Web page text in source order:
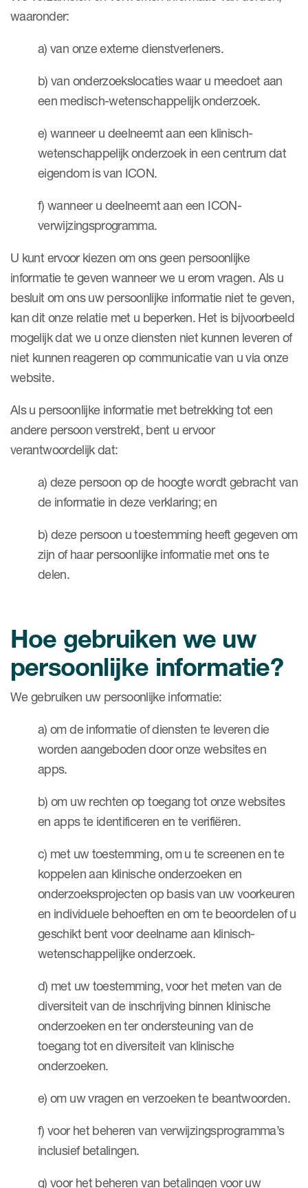
waaronder:
a) van onze externe dienstverleners.
b) van onderzoekslocaties waar u meedoet aan
een medisch-wetenschappelijk onderzoek.
e) wanneer u deelneemt aan een klinisch-
wetenschappelijk onderzoek in een centrum dat
eigendom is van ICON.
f) wanneer u deelneemt aan een ICON-
verwijzingsprogramma.
U kunt ervoor kiezen om ons geen persoonlijke
informatie te geven wanneer we u erom vragen. Als u
besluit om ons uw persoonlijke informatie niet te geven,
kan dit onze relatie met u beperken. Het is bijvoorbeeld
mogelijk dat we u onze diensten niet kunnen leveren of
niet kunnen reageren op communicatie van u via onze
website.
Als u persoonlijke informatie met betrekking tot een
andere persoon verstrekt, bent u ervoor
verantwoordelijk dat:
a) deze persoon op de hoogte wordt gebracht van
de informatie in deze verklaring; en
b) deze persoon u toestemming heeft gegeven om
zijn of haar persoonlijke informatie met ons te
delen.
Hoe gebruiken we uw
persoonlijke informatie?
We gebruiken uw persoonlijke informatie:
a) om de informatie of diensten te leveren die
worden aangeboden door onze websites en
apps.
b) om uw rechten op toegang tot onze websites
en apps te identificeren en te verifiëren.
c) met uw toestemming, om u te screenen en te
koppelen aan klinische onderzoeken en
onderzoeksprojecten op basis van uw voorkeuren
en individuele behoeften en om te beoordelen of u
geschikt bent voor deelname aan klinisch-
wetenschappelijke onderzoek.
d) met uw toestemming, voor het meten van de
diversiteit van de inschrijving binnen klinische
onderzoeken en ter ondersteuning van de
toegang tot en diversiteit van klinische
onderzoeken.
e) om uw vragen en verzoeken te beantwoorden.
f) voor het beheren van verwijzingsprogramma’s
inclusief betalingen.
g) voor het beheren van betalingen voor uw